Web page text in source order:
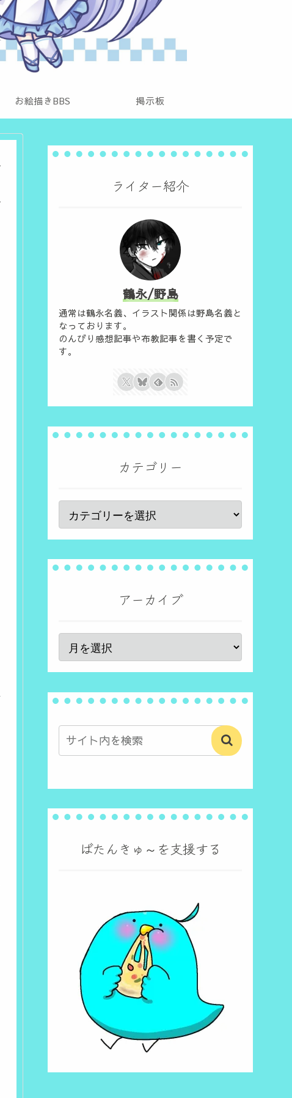
お絵描きBBS 掲示板
ライター紹介
鶴永/野島
通常は鶴永名義、イラスト関係は野島名義と
なっております。
のんびり感想記事や布教記事を書く予定で
す。
カテゴリー
アーカイブ
ばたんきゅ～を支援する